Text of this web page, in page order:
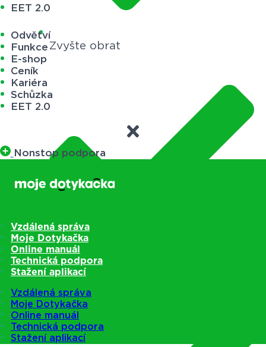
EET 2.0
Odvětví
Funkce
E-shop
Ceník
Kariéra
Schůzka
EET 2.0
Nonstop podpora
Vzdálená správa
Moje Dotykačka
Online manuál
Technická podpora
Stažení aplikací
Vzdálená správa
Moje Dotykačka
Online manuál
Technická podpora
Stažení aplikací
Zvyšte obrat
Ušetřete čas